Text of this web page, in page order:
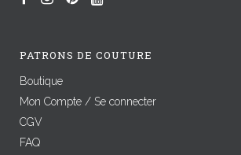
PATRONS DE COUTURE
Boutique
Mon Compte / Se connecter
CGV
FAQ